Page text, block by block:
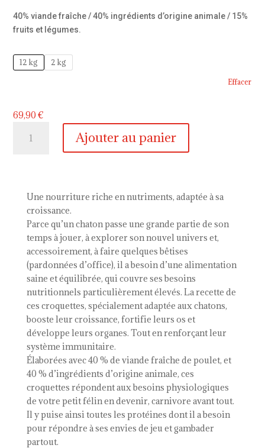
40% viande fraîche / 40% ingrédients d’origine animale / 15%
fruits et légumes.
12 kg 2 kg
Effacer
69,90€
Small
Ridge
Ajouter au panier
Une nourriture riche en nutriments, adaptée à sa
croissance.
Parce qu’un chaton passe une grande partie de son
temps à jouer, à explorer son nouvel univers et,
accessoirement, à faire quelques bêtises
(pardonnées d’office), il a besoin d’une alimentation
saine et équilibrée, qui couvre ses besoins
nutritionnels particulièrement élevés. La recette de
ces croquettes, spécialement adaptée aux chatons,
booste leur croissance, fortifie leurs os et
développe leurs organes. Tout en renforçant leur
système immunitaire.
Élaborées avec 40 % de viande fraîche de poulet, et
40 % d’ingrédients d’origine animale, ces
croquettes répondent aux besoins physiologiques
de votre petit félin en devenir, carnivore avant tout.
Il y puise ainsi toutes les protéines dont il a besoin
pour répondre à ses envies de jeu et gambader
partout.